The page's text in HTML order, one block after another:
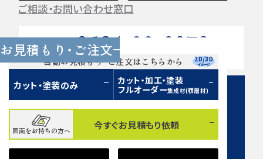
お見積もり・ご注文
自動お見積もり・ご注文はこちらから
カット・塗装のみ
カット・加工・塗装
フルオーダー集成材(積層材)
2D/3D
イメージ
図面をお持ちの方へ 今すぐお見積もり依頼
ご相談・お問い合わせ窓口
Tel. 0584-33-2070
営業時間 9:00〜17:00（土日祝 定休）
お問い合わせフォーム